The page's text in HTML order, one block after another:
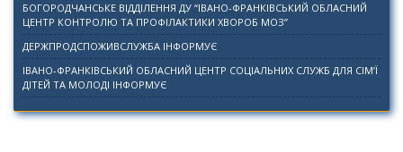
БОГОРОДЧАНСЬКЕ ВІДДІЛЕННЯ ДУ “ІВАНО-ФРАНКІВСЬКИЙ ОБЛАСНИЙ
ЦЕНТР КОНТРОЛЮ ТА ПРОФІЛАКТИКИ ХВОРОБ МОЗ”
ДЕРЖПРОДСПОЖИВСЛУЖБА ІНФОРМУЄ
ІВАНО-ФРАНКІВСЬКИЙ ОБЛАСНИЙ ЦЕНТР СОЦІАЛЬНИХ СЛУЖБ ДЛЯ СІМ’Ї
ДІТЕЙ ТА МОЛОДІ ІНФОРМУЄ